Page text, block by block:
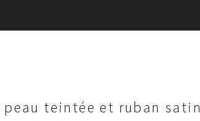
teintée et ruban satin